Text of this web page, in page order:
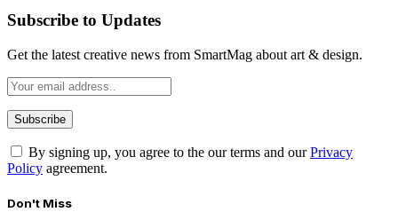
Subscribe to Updates
Get the latest creative news from SmartMag about art & design.
By signing up, you agree to the our terms and ourPrivacy
Policy agreement.
Don't Miss